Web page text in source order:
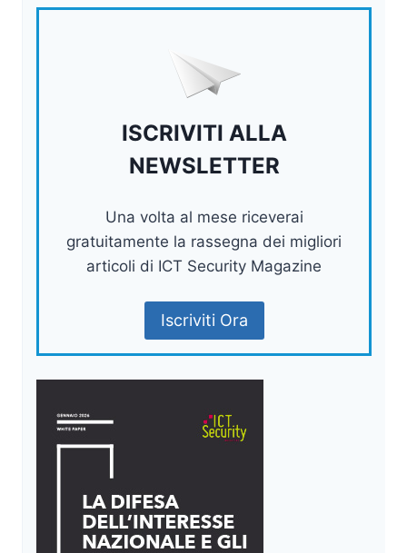
ISCRIVITI ALLA
NEWSLETTER
Una volta al mese riceverai
gratuitamente la rassegna dei migliori
articoli di ICT Security Magazine
Iscriviti Ora